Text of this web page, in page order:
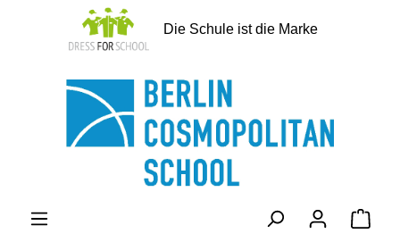
springen
Die Schule ist die Marke